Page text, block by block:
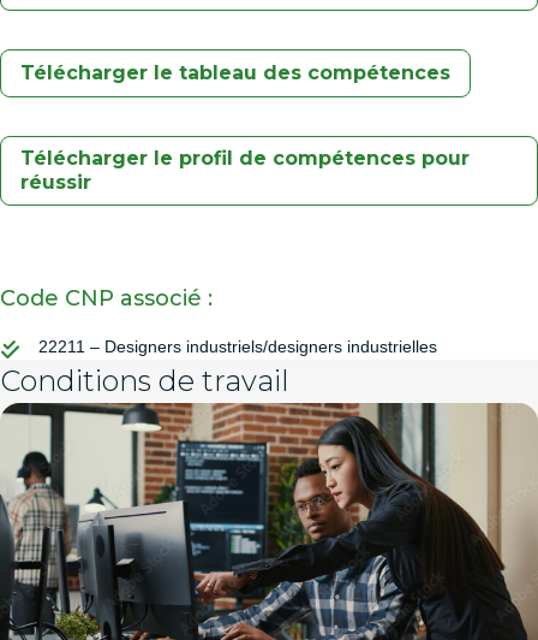
Télécharger le tableau des compétences
Télécharger le profil de compétences pour
réussir
Code CNP associé :
22211 – Designers industriels/designers industrielles
Conditions de travail